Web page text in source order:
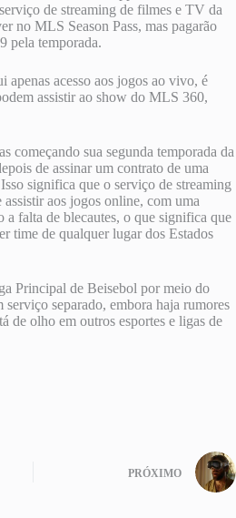
de streaming de filmes e TV da
no MLS Season Pass, mas pagarão
pela temporada.
apenas acesso aos jogos ao vivo, é
assistir ao show do MLS 360,
começando sua segunda temporada da
de assinar um contrato de uma
significa que o serviço de streaming
aos jogos online, com uma
a falta de blecautes, o que significa que
time de qualquer lugar dos Estados
Principal de Beisebol por meio do
separado, embora haja rumores
de olho em outros esportes e ligas de
PRÓXIMO